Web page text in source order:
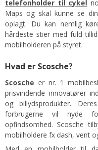
telefonholder til cykel
Maps og skal kunne se
oplagt. Du kan nemlig
hårdeste stier med fuld
mobilholderen på styret.
Hvad er Scosche?
Scosche er nr. 1
prisvindende innovatører
og billydsprodukter.
forbrugerne vil nyde
opfindsomhed. Scosche
mobilholdere fx dash, vent